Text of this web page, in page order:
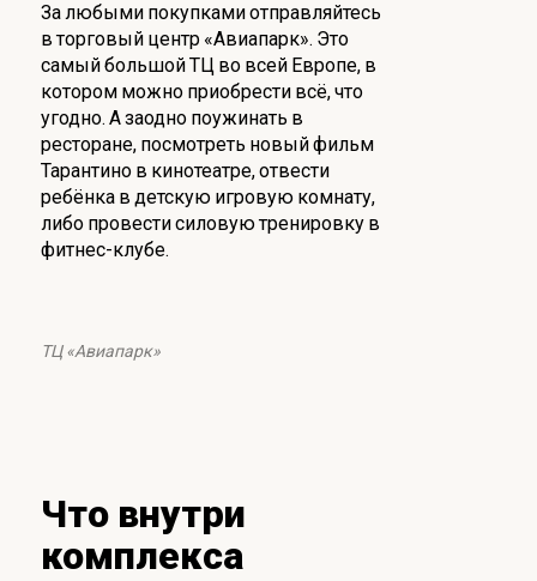
За любыми покупками отправляйтесь
в торговый центр «Авиапарк». Это
самый большой ТЦ во всей Европе, в
котором можно приобрести всё, что
угодно. А заодно поужинать в
ресторане, посмотреть новый фильм
Тарантино в кинотеатре, отвести
ребёнка в детскую игровую комнату,
либо провести силовую тренировку в
фитнес-клубе.
ТЦ «Авиапарк»
Что внутри
комплекса